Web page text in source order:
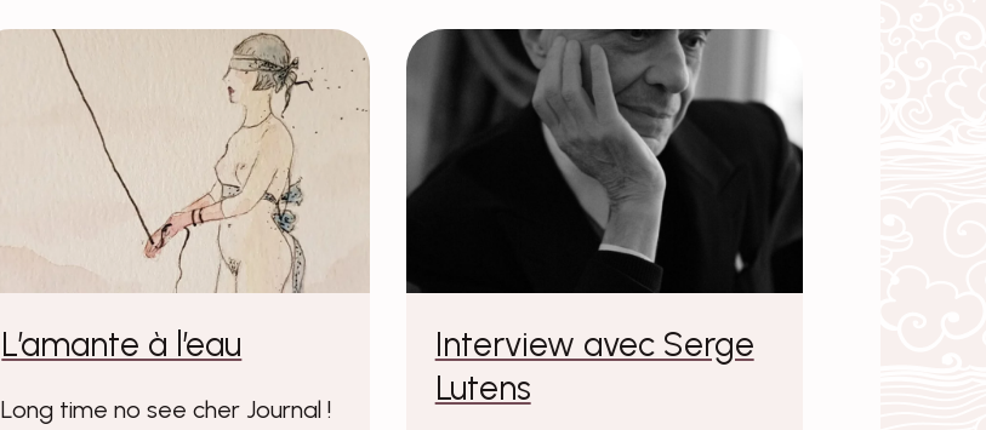
L’amante à l’eau
Long time no see cher Journal !
Interview avec Serge
Lutens